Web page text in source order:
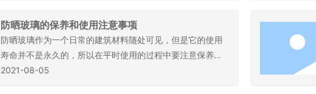
00毫米* 2200毫米。可见光反射率约为7%，透光率在82%
至90%之间。
防晒玻璃的保养和使用注意事项
防晒玻璃作为一个日常的建筑材料随处可见，但是它的使用
寿命并不是永久的，所以在平时使用的过程中要注意保养，
比如说平时在使用的过程中不能够用力碰撞防晒玻璃，为了
2021-08-05